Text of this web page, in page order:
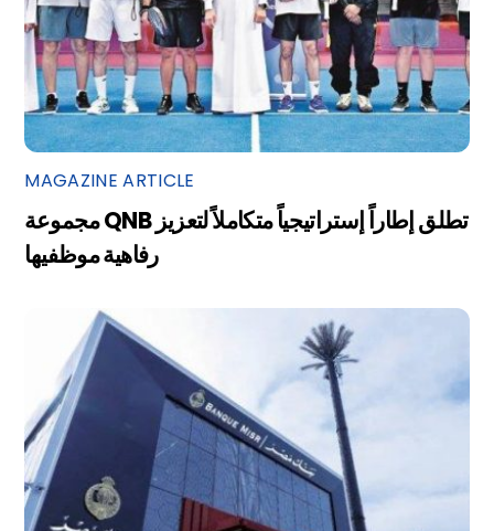
MAGAZINE ARTICLE
مجموعة QNB تطلق إطاراً إستراتيجياً متكاملاً لتعزيز
رفاهية موظفيها